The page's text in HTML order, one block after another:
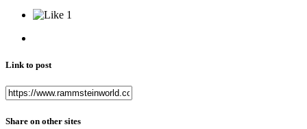
1
Link to post
Share on other sites